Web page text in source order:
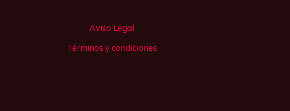
Aviso Legal
Términos y condiciones